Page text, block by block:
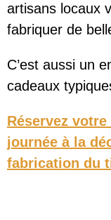
artisans locaux
fabriquer de
C’est aussi un
cadeaux
Réservez
journée à la
fabrication du